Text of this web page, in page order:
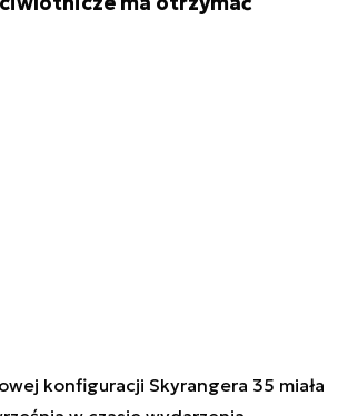
konfiguracji Skyrangera 35 miała